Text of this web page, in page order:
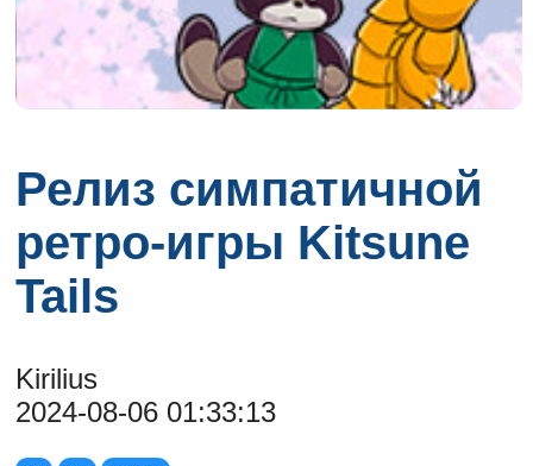
Релиз симпатичной
ретро-игры Kitsune
Tails
Kirilius
2024-08-06 01:33:13